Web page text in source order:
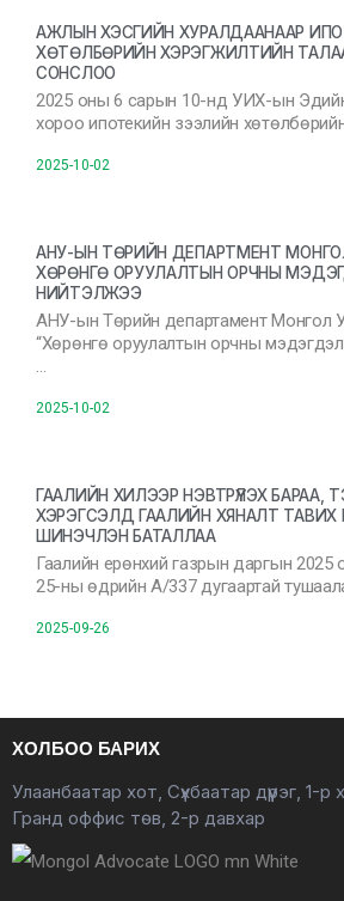
АЖЛЫН ХЭСГИЙН ХУРАЛДААНААР
ХӨТӨЛБӨРИЙН ХЭРЭГЖИЛТИЙН
СОНСЛОО
2025 оны 6 сарын 10-нд УИХ-ын
хороо ипотекийн зээлийн
2025-10-02
АНУ-ЫН ТӨРИЙН ДЕПАРТМЕНТ
ХӨРӨНГӨ ОРУУЛАЛТЫН ОРЧНЫ
НИЙТЭЛЖЭЭ
АНУ-ын Төрийн департамент Монгол
“Хөрөнгө оруулалтын орчны
…
2025-10-02
ГААЛИЙН ХИЛЭЭР НЭВТРҮҮЛЭХ БАРАА,
ХЭРЭГСЭЛД ГААЛИЙН ХЯНАЛТ
ШИНЭЧЛЭН БАТАЛЛАА
Гаалийн ерөнхий газрын даргын 2025
25-ны өдрийн А/337 дугаартай
2025-09-26
ХОЛБОО БАРИХ
Улаанбаатар хот, Сүхбаатар дүүрэг, 1-р
Гранд оффис төв, 2-р давхар